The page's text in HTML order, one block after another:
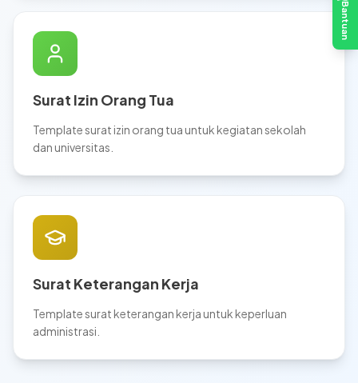
Bantuan
Surat Izin Orang Tua
Template surat izin orang tua untuk kegiatan sekolah
dan universitas.
Surat Keterangan Kerja
Template surat keterangan kerja untuk keperluan
administrasi.